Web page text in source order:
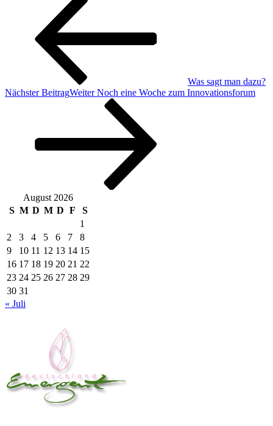
Was sagt man dazu?
Nächster BeitragWeiter Noch eine Woche zum Innovationsforum
August 2026
S M D M D F
S
1
2
3 4 5 6 7
8
9
10 11 12 13 14 15
16 17 18 19 20 21 22
23 24 25 26 27 28 29
30 31
« Juli